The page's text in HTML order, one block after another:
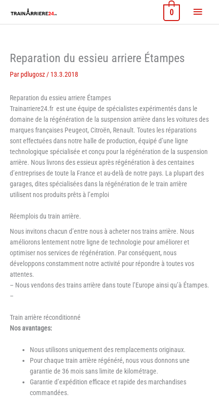
contenu
Menu
0
Reparation du essieu arriere Étampes
Par pdlugosz / 13.3.2018
Reparation du essieu arriere Étampes
Trainarriere24.fr est une équipe de spécialistes expérimentés dans le
domaine de la régénération de la suspension arrière dans les voitures des
marques françaises Peugeot, Citroën, Renault. Toutes les réparations
sont effectuées dans notre halle de production, équipé d’une ligne
technologique spécialisée et conçu pour la régénération de la suspension
arrière. Nous livrons des essieux après régénération à des centaines
d’entreprises de toute la France et au-delà de notre pays. La plupart des
garages, dites spécialisées dans la régénération de le train arrière
utilisent nos produits prêts à l’emploi
Réemplois du train arrière.
Nous invitons chacun d’entre nous à acheter nos trains arrière. Nous
améliorons lentement notre ligne de technologie pour améliorer et
optimiser nos services de régénération. Par conséquent, nous
développons constamment notre activité pour répondre à toutes vos
attentes.
– Nous vendons des trains arrière dans toute l’Europe ainsi qu’à Étampes.
–
Train arrière réconditionné
Nos avantages:
Nous utilisons uniquement des remplacements originaux.
Pour chaque train arrière régénéré, nous vous donnons une
garantie de 36 mois sans limite de kilométrage.
Garantie d’expédition efficace et rapide des marchandises
commandées.